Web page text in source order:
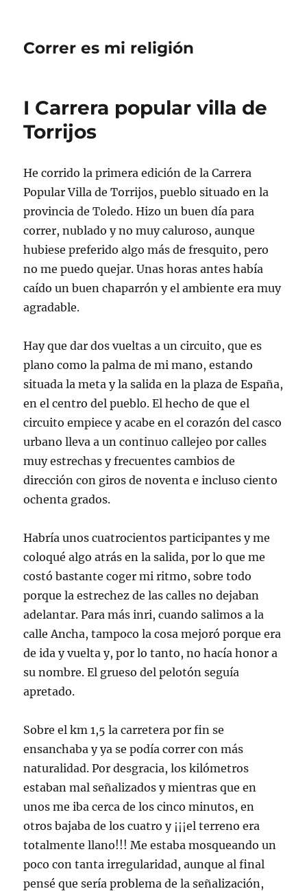
Correr es mi religión
I Carrera popular villa de
Torrijos
He corrido la primera edición de la Carrera
Popular Villa de Torrijos, pueblo situado en la
provincia de Toledo. Hizo un buen día para
correr, nublado y no muy caluroso, aunque
hubiese preferido algo más de fresquito, pero
no me puedo quejar. Unas horas antes había
caído un buen chaparrón y el ambiente era muy
agradable.
Hay que dar dos vueltas a un circuito, que es
plano como la palma de mi mano, estando
situada la meta y la salida en la plaza de España,
en el centro del pueblo. El hecho de que el
circuito empiece y acabe en el corazón del casco
urbano lleva a un continuo callejeo por calles
muy estrechas y frecuentes cambios de
dirección con giros de noventa e incluso ciento
ochenta grados.
Habría unos cuatrocientos participantes y me
coloqué algo atrás en la salida, por lo que me
costó bastante coger mi ritmo, sobre todo
porque la estrechez de las calles no dejaban
adelantar. Para más inri, cuando salimos a la
calle Ancha, tampoco la cosa mejoró porque era
de ida y vuelta y, por lo tanto, no hacía honor a
su nombre. El grueso del pelotón seguía
apretado.
Sobre el km 1,5 la carretera por fin se
ensanchaba y ya se podía correr con más
naturalidad. Por desgracia, los kilómetros
estaban mal señalizados y mientras que en
unos me iba cerca de los cinco minutos, en
otros bajaba de los cuatro y ¡¡¡el terreno era
totalmente llano!!! Me estaba mosqueando un
poco con tanta irregularidad, aunque al final
pensé que sería problema de la señalización,